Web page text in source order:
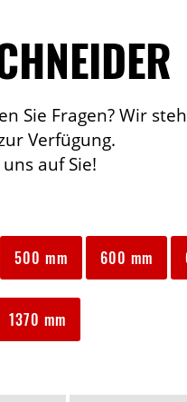
Sie Fragen? Wir
Verfügung.
auf Sie!
500 mm 600 mm
1370 mm